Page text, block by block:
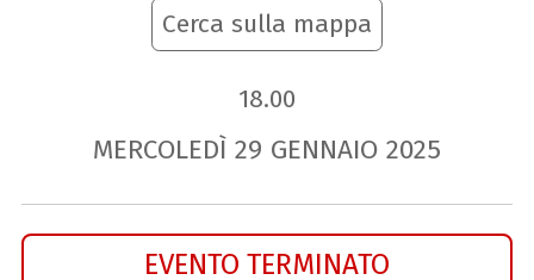
Cerca sulla mappa
18.00
MERCOLEDÌ 29 GENNAIO 2025
EVENTO TERMINATO